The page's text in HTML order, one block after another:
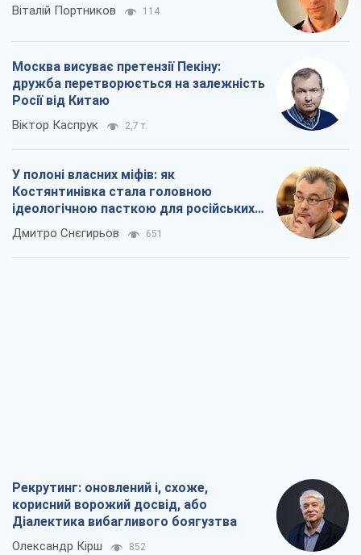
Віталій Портников 114
Москва висуває претензії Пекіну:
дружба перетворюється на залежність
Росії від Китаю
Віктор Каспрук 2,7 т.
У полоні власних міфів: як
Костянтинівка стала головною
ідеологічною пасткою для російських
окупантів
Дмитро Снєгирьов 651
Рекрутинг: оновлений і, схоже,
корисний ворожий досвід, або
Діалектика вибагливого боягузтва
Олександр Кірш 852